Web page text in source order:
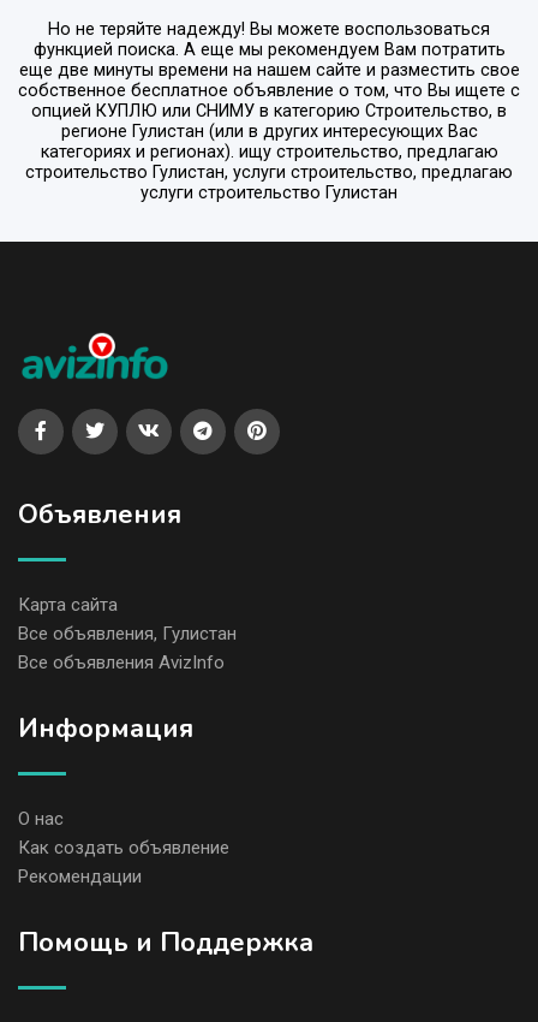
Но не теряйте надежду! Вы можете воспользоваться
функцией поиска. А еще мы рекомендуем Вам потратить
еще две минуты времени на нашем сайте и разместить свое
собственное бесплатное объявление о том, что Вы ищете с
опцией КУПЛЮ или СНИМУ в категорию Строительство, в
регионе Гулистан (или в других интересующих Вас
категориях и регионах). ищу строительство, предлагаю
строительство Гулистан, услуги строительство, предлагаю
услуги строительство Гулистан
Объявления
Карта сайта
Все объявления, Гулистан
Все объявления AvizInfo
Информация
О нас
Как создать объявление
Рекомендации
Помощь и Поддержка